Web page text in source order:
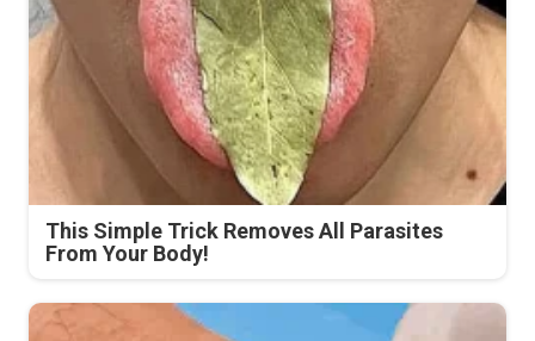
This Simple Trick Removes All Parasites
From Your Body!